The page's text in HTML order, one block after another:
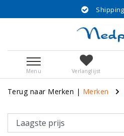
Menu Verlanglijst
Terug naar Merken | Merken